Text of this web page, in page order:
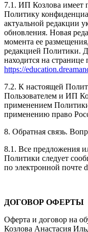
7.1. ИП Козлова имеет
Политику
актуальной редакции
обновления. Новая
момента ее
редакцией Политики.
находится на странице
https://
7.2. К настоящей
Пользователем и ИП
применением
применению право
8. Обратная связь.
8.1. Все предложения
Политики следует
по электронной почте
ДОГОВОР ОФЕРТЫ
Оферта и договор на
Козлова Анастасия